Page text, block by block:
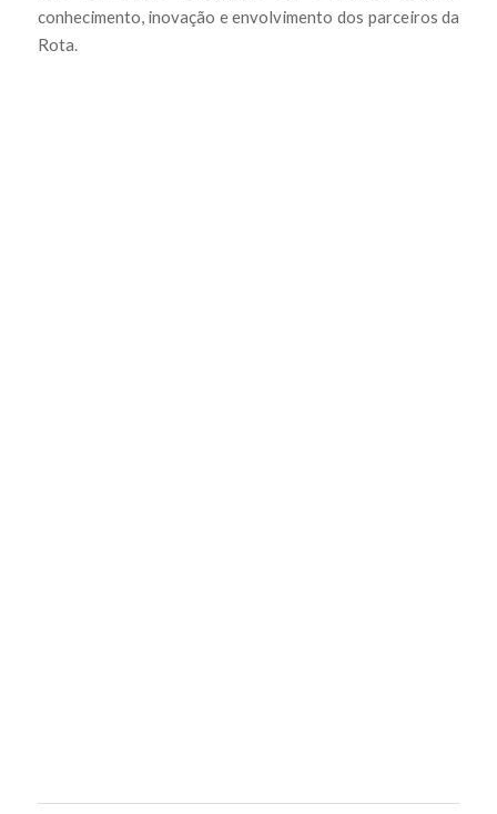
conhecimento, inovação e envolvimento dos parceiros da
Rota.